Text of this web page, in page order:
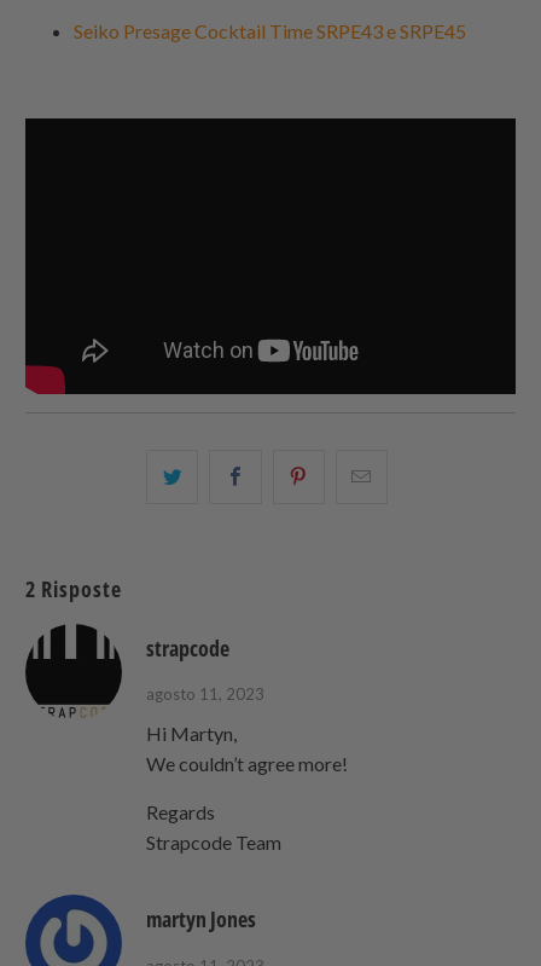
Seiko Presage Cocktail Time SRPE43 e SRPE45
Condividi Share
Condividi
2 Risposte
strapcode
agosto 11, 2023
Hi Martyn,
We couldn’t agree more!
Regards
Strapcode Team
martyn Jones